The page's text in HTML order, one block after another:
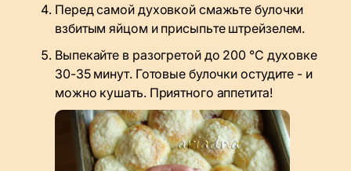
Перед самой духовкой смажьте булочки
взбитым яйцом и присыпьте штрейзелем.
Выпекайте в разогретой до 200 °C духовке
30-35 минут. Готовые булочки остудите - и
можно кушать. Приятного аппетита!